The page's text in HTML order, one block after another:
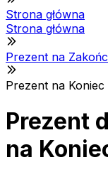
Strona główna
Strona główna
Prezent na
Prezent na
Prezent
na